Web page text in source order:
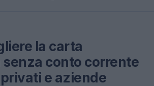
la carta
conto corrente
e aziende